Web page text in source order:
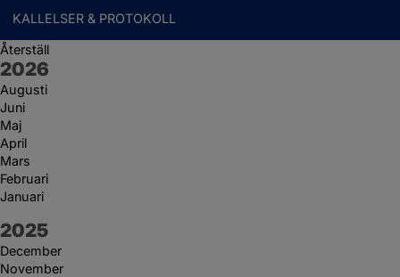
KALLELSER & PROTOKOLL
Återställ
År:
2026
Augusti
Juni
Maj
April
Mars
Februari
Januari
År:
2025
December
November